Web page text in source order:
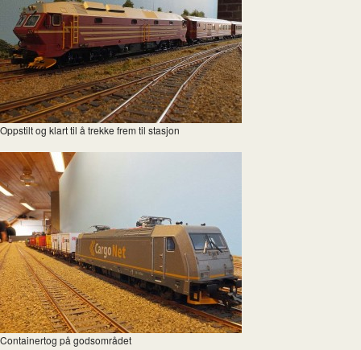
Oppstilt og klart til å trekke frem til stasjon
Containertog på godsområdet